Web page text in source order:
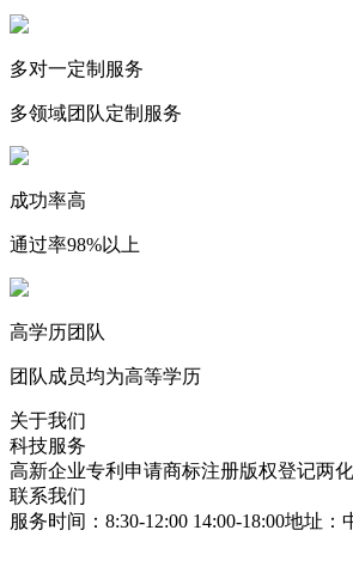
多对一定制服务
多领域团队定制服务
成功率高
通过率98%以上
高学历团队
团队成员均为高等学历
关于我们
科技服务
高新企业专利申请商标注册版权登记两
联系我们
服务时间：8:30-12:00 14:00-18:00地址：